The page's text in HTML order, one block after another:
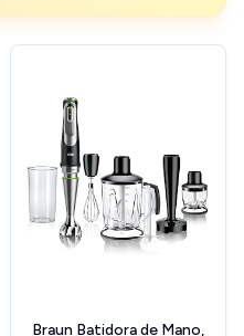
Braun Batidora de Mano,